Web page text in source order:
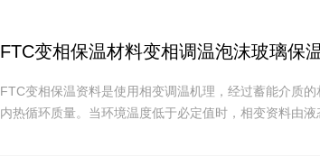
FTC变相保温材料变相调温泡沫玻璃保
FTC变相保温资料是使用相变调温机理，经过蓄能介质
内热循环质量。当环境温度低于必定值时，相变资料由